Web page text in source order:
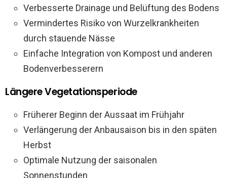
Verbesserte Drainage und Belüftung des Bodens
Vermindertes Risiko von Wurzelkrankheiten
durch stauende Nässe
Einfache Integration von Kompost und anderen
Bodenverbesserern
Längere Vegetationsperiode
Früherer Beginn der Aussaat im Frühjahr
Verlängerung der Anbausaison bis in den späten
Herbst
Optimale Nutzung der saisonalen
Sonnenstunden